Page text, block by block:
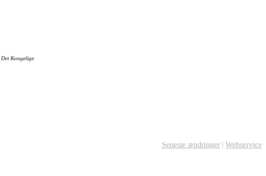
Det Kongelige
Seneste ændringer | Webservice